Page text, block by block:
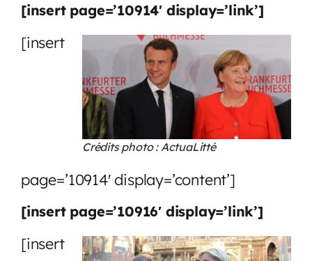
[insert page=’10914′ display=’link’]
Crédits photo : ActuaLitté
[insert
page=’10914′ display=’content’]
[insert page=’10916′ display=’link’]
[insert